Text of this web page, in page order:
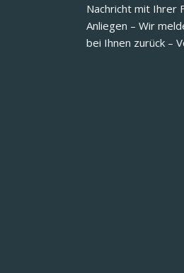
Nachricht mit Ihrer
Anliegen – Wir
bei Ihnen zurück –